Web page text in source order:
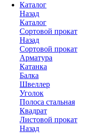
Каталог
Назад
Каталог
Сортовой прокат
Назад
Сортовой прокат
Арматура
Катанка
Балка
Швеллер
Уголок
Полоса стальная
Квадрат
Листовой прокат
Назад